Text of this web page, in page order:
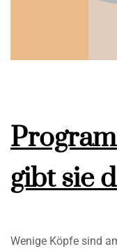
gibt sie
Wenige Köpfe sind